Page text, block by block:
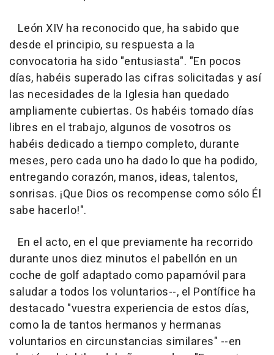
León XIV ha reconocido que, ha sabido que
desde el principio, su respuesta a la
convocatoria ha sido "entusiasta". "En pocos
días, habéis superado las cifras solicitadas y así
las necesidades de la Iglesia han quedado
ampliamente cubiertas. Os habéis tomado días
libres en el trabajo, algunos de vosotros os
habéis dedicado a tiempo completo, durante
meses, pero cada uno ha dado lo que ha podido,
entregando corazón, manos, ideas, talentos,
sonrisas. ¡Que Dios os recompense como sólo Él
sabe hacerlo!".
En el acto, en el que previamente ha recorrido
durante unos diez minutos el pabellón en un
coche de golf adaptado como papamóvil para
saludar a todos los voluntarios--, el Pontífice ha
destacado "vuestra experiencia de estos días,
como la de tantos hermanos y hermanas
voluntarios en circunstancias similares" --en